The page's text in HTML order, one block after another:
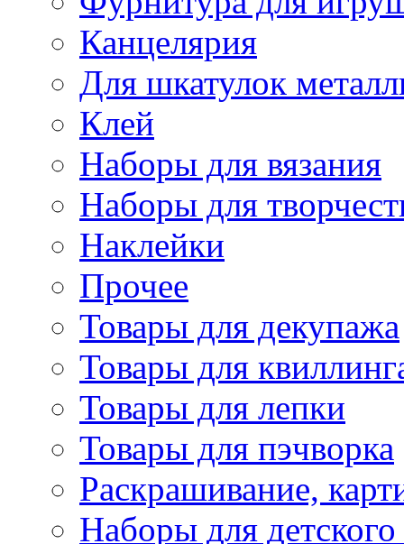
Канцелярия
Для шкатулок
Клей
Наборы для вязания
Наборы для
Наклейки
Прочее
Товары для декупажа
Товары для
Товары для лепки
Товары для пэчворка
Раскрашивание,
Наборы для